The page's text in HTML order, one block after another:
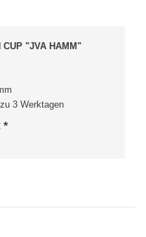
CUP "JVA HAMM"
3 Werktagen
*